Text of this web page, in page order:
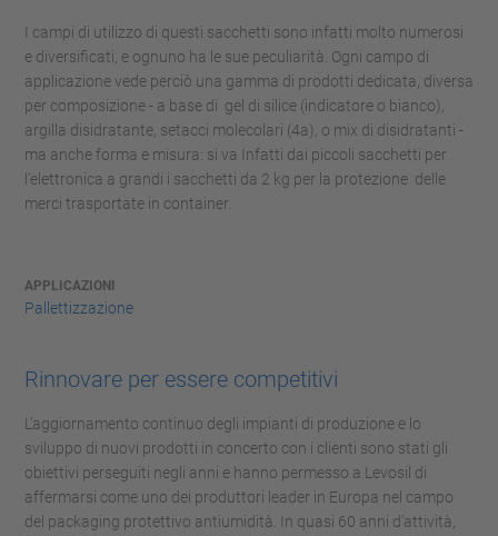
I campi di utilizzo di questi sacchetti sono infatti molto numerosi
e diversificati, e ognuno ha le sue peculiarità. Ogni campo di
applicazione vede perciò una gamma di prodotti dedicata, diversa
per composizione - a base di gel di silice (indicatore o bianco),
argilla disidratante, setacci molecolari (4a), o mix di disidratanti -
ma anche forma e misura: si va Infatti dai piccoli sacchetti per
l'elettronica a grandi i sacchetti da 2 kg per la protezione delle
merci trasportate in container.
APPLICAZIONI
Pallettizzazione
Rinnovare per essere competitivi
L’aggiornamento continuo degli impianti di produzione e lo
sviluppo di nuovi prodotti in concerto con i clienti sono stati gli
obiettivi perseguiti negli anni e hanno permesso a Levosil di
affermarsi come uno dei produttori leader in Europa nel campo
del packaging protettivo antiumidità. In quasi 60 anni d’attività,